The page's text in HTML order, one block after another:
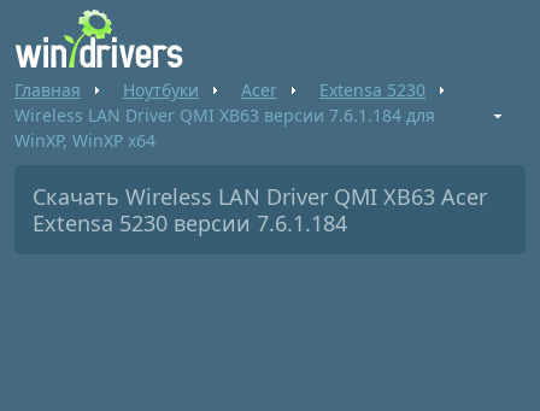
Главная Ноутбуки Acer
Extensa 5230
Wireless LAN Driver QMI XB63 версии 7.6.1.184 для
WinXP, WinXP x64
Скачать Wireless LAN Driver QMI XB63 Acer
Extensa 5230 версии 7.6.1.184